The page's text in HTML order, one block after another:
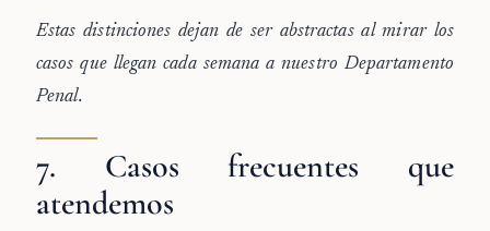
Estas distinciones dejan de ser abstractas al mirar los
casos que llegan cada semana a nuestro Departamento
Penal.
7. Casos frecuentes que
atendemos